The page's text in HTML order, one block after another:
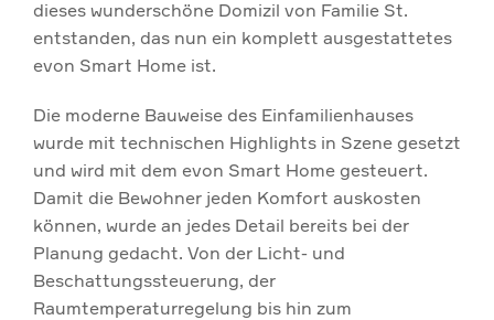
dieses wunderschöne Domizil von Familie St.
entstanden, das nun ein komplett ausgestattetes
evon Smart Home ist.
Die moderne Bauweise des Einfamilienhauses
wurde mit technischen Highlights in Szene gesetzt
und wird mit dem evon Smart Home gesteuert.
Damit die Bewohner jeden Komfort auskosten
können, wurde an jedes Detail bereits bei der
Planung gedacht. Von der Licht- und
Beschattungssteuerung, der
Raumtemperaturregelung bis hin zum